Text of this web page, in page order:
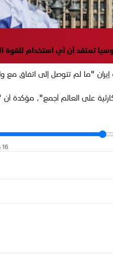
روسيا تعتقد أن أي استخدام
"ما لم تتوصل إلى اتفاق مع
على العالم أجمع"، مؤكدة أن
16 بكسل